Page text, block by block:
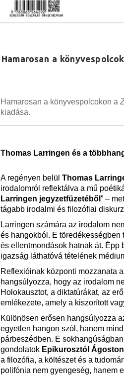
Hamarosan a
Hamarosan a könyvespolcokon a
kiadása.
Thomas Larringen és a
A regényen belül Thomas
irodalomról reflektálva a mű
Larringen jegyzetfüzetéből ” –
tágabb irodalmi és filozófiai
Larringen számára az irodalom
és hangokból. E töredékességben
és ellentmondások hatnak át. Épp
igazság láthatóvá tételének
Reflexióinak központi mozzanata
hangsúlyozza, hogy az irodalom
Holokausztot, a diktatúrákat, az
emlékezete, amely a kiszorított
Különösen erősen hangsúlyozza
egyetlen hangon szól, hanem
párbeszédben. E
gondolatok Epikurosztól
a filozófia, a költészet és a
polifónia nem gyengeség, hanem